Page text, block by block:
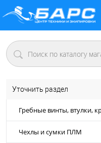
Уточнить раздел
Гребные винты, втулки,
Чехлы и сумки ПЛМ